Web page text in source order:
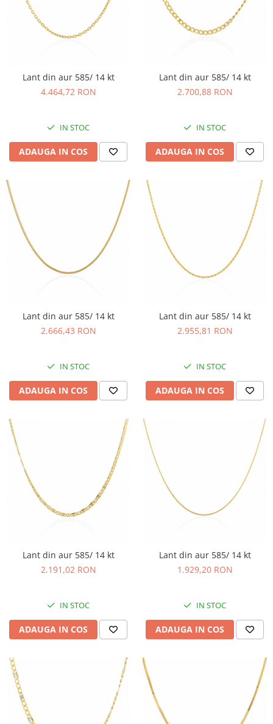
Lant din aur 585/ 14 kt
4.464,72 RON
IN STOC
ADAUGA IN COS
Lant din aur 585/ 14 kt
2.700,88 RON
IN STOC
ADAUGA IN COS
Lant din aur 585/ 14 kt
2.666,43 RON
IN STOC
ADAUGA IN COS
Lant din aur 585/ 14 kt
2.955,81 RON
IN STOC
ADAUGA IN COS
Lant din aur 585/ 14 kt
2.191,02 RON
IN STOC
ADAUGA IN COS
Lant din aur 585/ 14 kt
1.929,20 RON
IN STOC
ADAUGA IN COS